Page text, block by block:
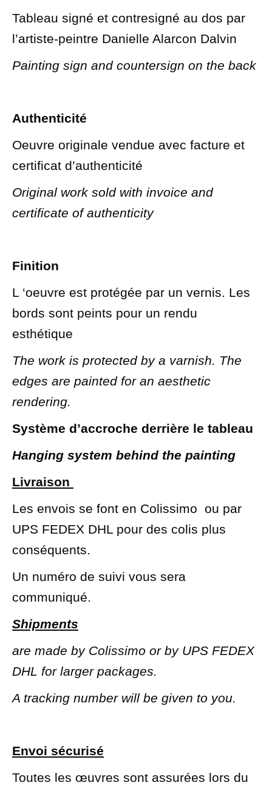
Tableau signé et contresigné au dos par
l’artiste-peintre Danielle Alarcon Dalvin
Painting sign and countersign on the back
Authenticité
Oeuvre originale vendue avec facture et
certificat d’authenticité
Original work sold with invoice and
certificate of authenticity
Finition
L ‘oeuvre est protégée par un vernis. Les
bords sont peints pour un rendu
esthétique
The work is protected by a varnish. The
edges are painted for an aesthetic
rendering.
Système d’accroche derrière le tableau
Hanging system behind the painting
Livraison
Les envois se font en Colissimo ou par
UPS FEDEX DHL pour des colis plus
conséquents.
Un numéro de suivi vous sera
communiqué.
Shipments
are made by Colissimo or by UPS FEDEX
DHL for larger packages.
A tracking number will be given to you.
Envoi sécurisé
Toutes les œuvres sont assurées lors du